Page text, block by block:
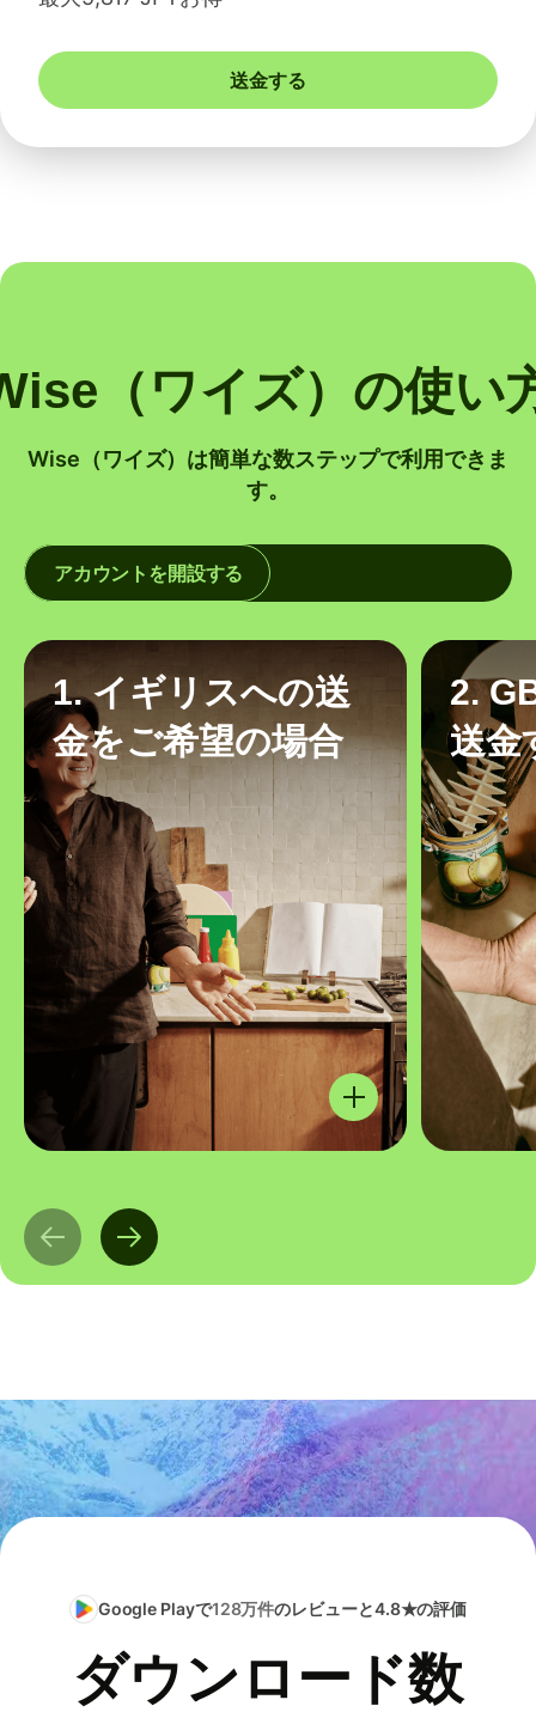
送金する
（ワイズ）の使い
Wise（ワイズ）は簡単な数ステップで利用できま
す。
アカウントを開設する
1. イギリスへの送
金をご希望の場合
2.
送金
Google Playで128万件のレビューと4.8★の評価
ダウンロード数